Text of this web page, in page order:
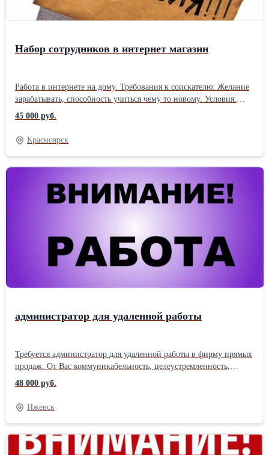
Набор сотрудников в интернет магазин
Работа в интернете на дому. Требования к соискателю: Желание
зарабатывать, способность учиться чему то новому. Условия:
Время работы Вы выбираете сами. Премии за хорошую работу.
За подробностями пишите на WhatsApp
45 000 руб.
Красноярск
администратор для удаленной работы
Требуется администратор для удаленной работы в фирму прямых
продаж. От Вас коммуникабельность, целеустремленность,
ответственность, самостоятельность. Суть работы: создание и
курирование базы лояльных покупателей интернет-магазина,
подача объявлений, обработка резюме, собеседования с
кандидатами. Требования к соискателю: наличие свободного
времени от 4 часов в день, стабильный выход в интернет,
активность, исполнительность, нацеленность на результат.
График работы свободный, оплата сдельная + премии, стаж,
48 000 руб.
Ижевск